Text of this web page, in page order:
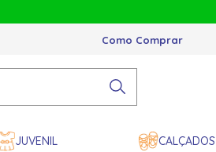
Como Comprar
JUVENIL CALÇADOS